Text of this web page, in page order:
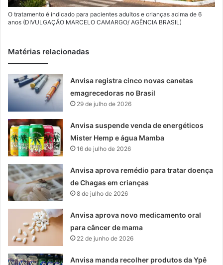
O tratamento é indicado para pacientes adultos e crianças acima de 6
anos (DIVULGAÇÃO MARCELO CAMARGO/ AGÊNCIA BRASIL)
Matérias relacionadas
Anvisa registra cinco novas canetas
emagrecedoras no Brasil
29 de julho de 2026
Anvisa suspende venda de energéticos
Mister Hemp e água Mamba
16 de julho de 2026
Anvisa aprova remédio para tratar doença
de Chagas em crianças
8 de julho de 2026
Anvisa aprova novo medicamento oral
para câncer de mama
22 de junho de 2026
Anvisa manda recolher produtos da Ypê